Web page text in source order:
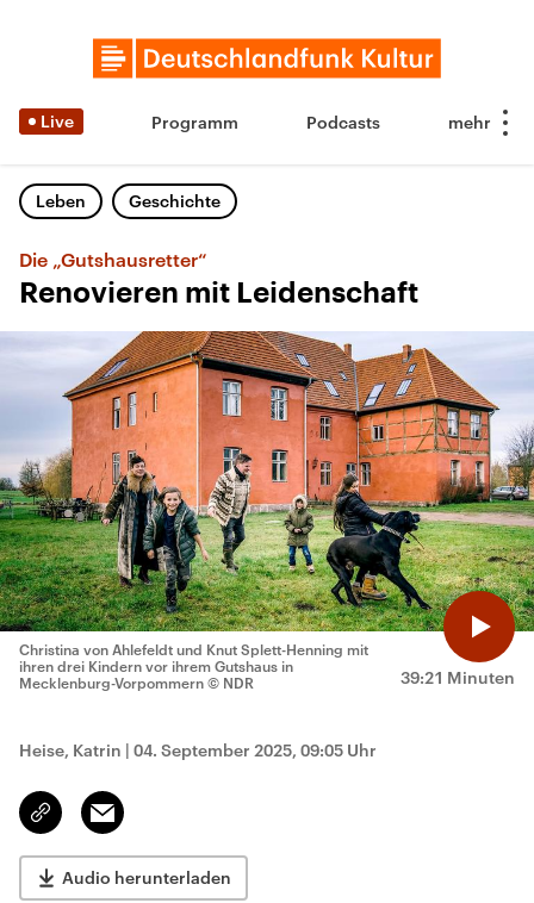
Live Programm Podcasts
Leben Geschichte
Die „Gutshausretter“
Renovieren mit Leidenschaft
39:21 Minuten
Christina von Ahlefeldt und Knut Splett-Henning mit
ihren drei Kindern vor ihrem Gutshaus in
Mecklenburg-Vorpommern © NDR
Heise, Katrin | 04. September 2025, 09:05 Uhr
Link
kopieren/teilen
Email
Audio herunterladen